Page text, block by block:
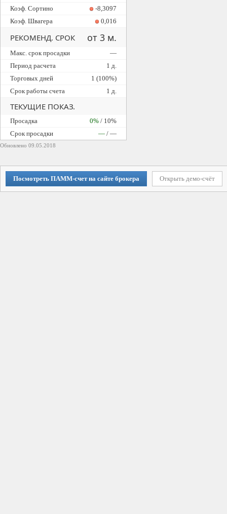
Обновлено 09.05.2018
Коэф. Сортино
-8,3097
Коэф. Швагера
0,016
РЕКОМЕНД. СРОК от 3 м.
Макс. срок просадки
—
Период расчета
1 д.
Торговых дней
1 (100%)
Срок работы счета
1 д.
ТЕКУЩИЕ ПОКАЗ.
Просадка 0% / 10%
Cрок просадки
— / —
Посмотреть ПАММ-счет на сайте брокера Открыть демо-счёт